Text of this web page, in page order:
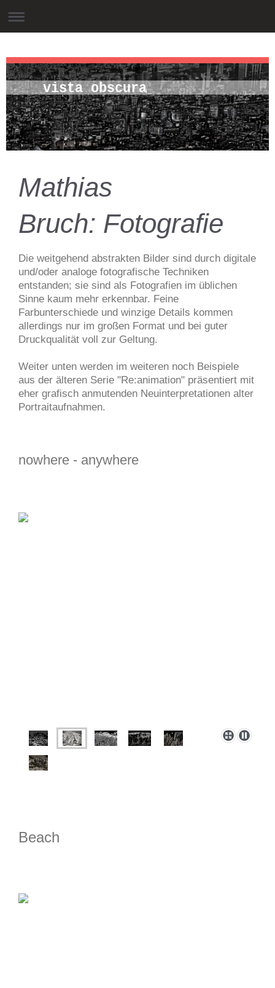
vista obscura
Mathias
Bruch: Fotografie
Die weitgehend abstrakten Bilder sind durch digitale
und/oder analoge fotografische Techniken
entstanden; sie sind als Fotografien im üblichen
Sinne kaum mehr erkennbar. Feine
Farbunterschiede und winzige Details kommen
allerdings nur im großen Format und bei guter
Druckqualität voll zur Geltung.
Weiter unten werden im weiteren noch Beispiele
aus der älteren Serie "Re:animation" präsentiert mit
eher grafisch anmutenden Neuinterpretationen alter
Portraitaufnahmen.
nowhere - anywhere
Beach